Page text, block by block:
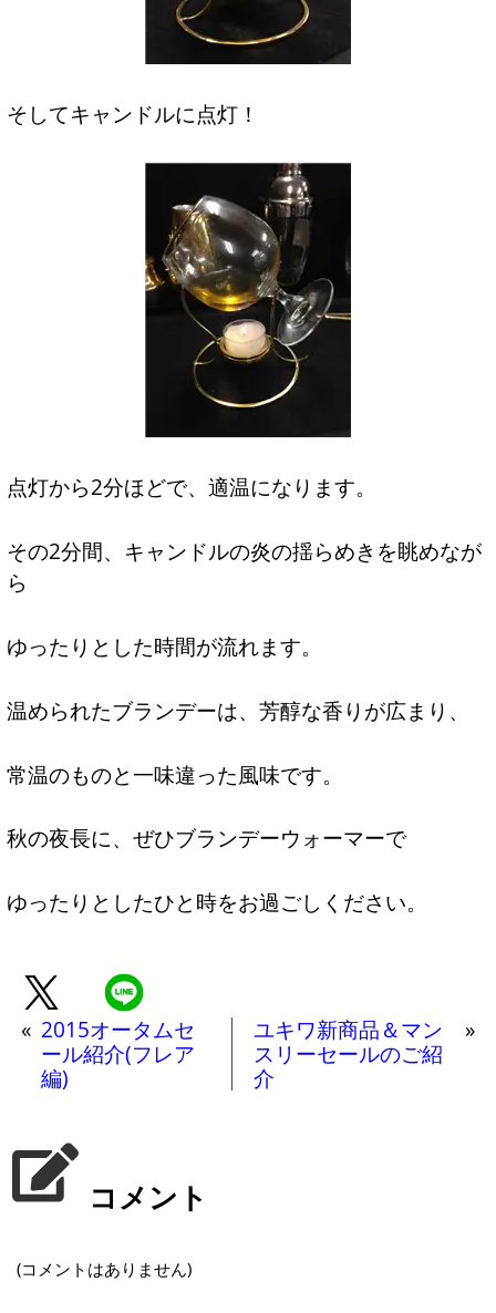
そしてキャンドルに点灯！
点灯から2分ほどで、適温になります。
その2分間、キャンドルの炎の揺らめきを眺めなが
ら
ゆったりとした時間が流れます。
温められたブランデーは、芳醇な香りが広まり、
常温のものと一味違った風味です。
秋の夜長に、ぜひブランデーウォーマーで
ゆったりとしたひと時をお過ごしください。
« 2015オータムセ
ール紹介(フレア
編)
ユキワ新商品＆マン
スリーセールのご紹
介
»
コメント
(コメントはありません)